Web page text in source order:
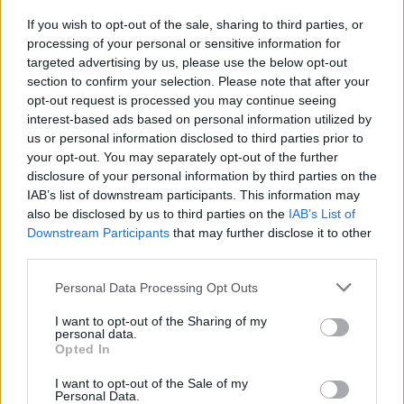
If you wish to opt-out of the sale, sharing to third parties, or
processing of your personal or sensitive information for
targeted advertising by us, please use the below opt-out
section to confirm your selection. Please note that after your
opt-out request is processed you may continue seeing
interest-based ads based on personal information utilized by
us or personal information disclosed to third parties prior to
your opt-out. You may separately opt-out of the further
disclosure of your personal information by third parties on the
IAB’s list of downstream participants. This information may
also be disclosed by us to third parties on the IAB’s List of
Downstream Participants that may further disclose it to other
Personal Data Processing Opt Outs
I want to opt-out of the Sharing of my
personal data.
Opted In
I want to opt-out of the Sale of my
Personal Data.
pertencentes à coleção de 300 desenhos criados por
Jorge Castelo Branco. Os desenhos, exibidos pela
primeira vez, revelam o seu imaginário e transportam
o visitante para o quotidiano familiar de Camilo e para
o viver oitocentista em Portugal.
A exposição tem entrada livre e pode ser visitada até
das 9h30 às 17h00, na sala de exposições do Centro
de Estudos Camilianos, localizada na freguesia
famalicense de Seide S. Miguel.